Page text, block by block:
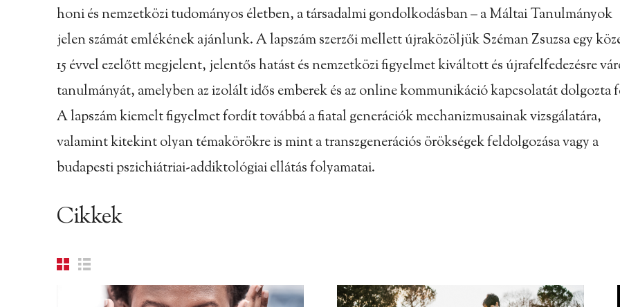
honi és nemzetközi tudományos életben, a társadalmi gondolkodásban – a Máltai Tanulmányok
jelen számát emlékének ajánlunk. A lapszám szerzői mellett újraközöljük Széman Zsuzsa egy
15 évvel ezelőtt megjelent, jelentős hatást és nemzetközi figyelmet kiváltott és újrafelfedezésre
tanulmányát, amelyben az izolált idős emberek és az online kommunikáció kapcsolatát dolgozta
A lapszám kiemelt figyelmet fordít továbbá a fiatal generációk mechanizmusainak vizsgálatára,
valamint kitekint olyan témakörökre is mint a transzgenerációs örökségek feldolgozása vagy a
budapesti pszichiátriai-addiktológiai ellátás folyamatai.
Cikkek